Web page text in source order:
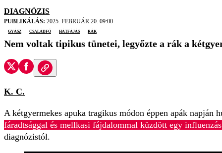
DIAGNÓZIS
PUBLIKÁLÁS: 2025. FEBRUÁR 20. 09:00
gyász
családfő hátfájás rák
Nem voltak tipikus tünetei, legyőzte a rák a
K. C.
A kétgyermekes apuka tragikus módon éppen apák
fáradtsággal és mellkasi fájdalommal küzdött egy
diagnózistól.